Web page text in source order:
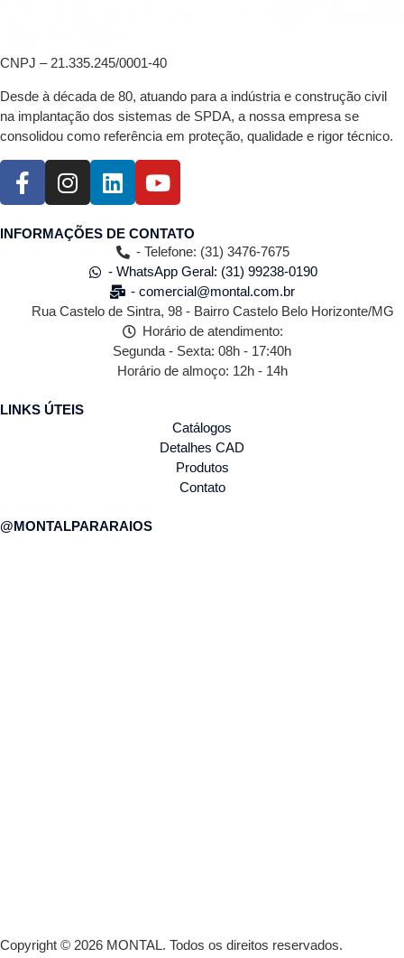
CNPJ – 21.335.245/0001-40
Desde à década de 80, atuando para a indústria e construção civil
na implantação dos sistemas de SPDA, a nossa empresa se
consolidou como referência em proteção, qualidade e rigor técnico.
INFORMAÇÕES DE CONTATO
- Telefone: (31) 3476-7675
- WhatsApp Geral: (31) 99238-0190
- comercial@montal.com.br
Rua Castelo de Sintra, 98 - Bairro Castelo Belo Horizonte/MG
Horário de atendimento:
Segunda - Sexta: 08h - 17:40h
Horário de almoço: 12h - 14h
LINKS ÚTEIS
Catálogos
Detalhes CAD
Produtos
Contato
@MONTALPARARAIOS
Copyright © 2026 MONTAL. Todos os direitos reservados.